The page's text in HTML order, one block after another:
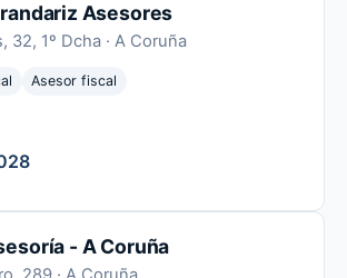
Asesores
32, 1º Dcha · A Coruña
Asesor fiscal
- A Coruña